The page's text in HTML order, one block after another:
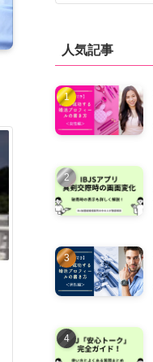
人気記事